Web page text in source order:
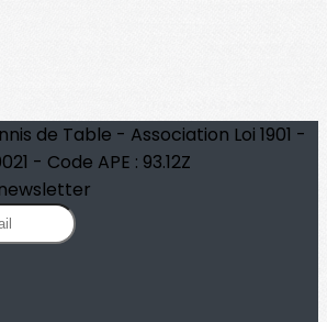
de Table - Association Loi 1901 -
- Code APE : 93.12Z